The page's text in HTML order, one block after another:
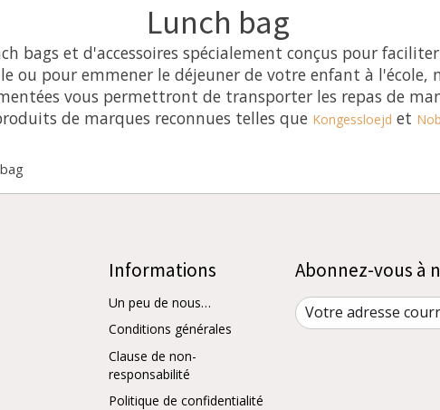
Lunch bag
bags et d'accessoires spécialement conçus pour
ou pour emmener le déjeuner de votre enfant à l'école,
vous permettront de transporter les repas de
de marques reconnues telles que Kongessloejd et
Informations
Un peu de nous…
Conditions générales
Clause de non-
responsabilité
Politique de confidentialité
Abonnez-vous à